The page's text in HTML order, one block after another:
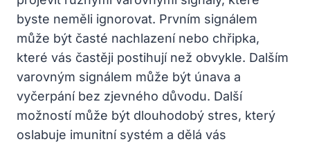
byste neměli ignorovat. Prvním signálem
může být časté nachlazení nebo chřipka,
které vás častěji postihují než obvykle. Dalším
varovným signálem může být únava a
vyčerpání bez zjevného důvodu. Další
možností může být dlouhodobý stres, který
oslabuje imunitní systém a dělá vás